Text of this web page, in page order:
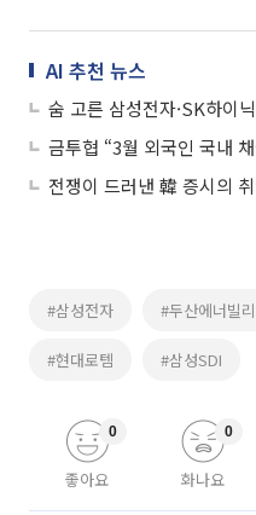
AI 추천 뉴스
금투협 “3월 외국인 국내
전쟁이 드러낸 韓 증시의
#삼성전자 #두산에너빌
#현대로템 #삼성SDI
좋아요
0
화나요
0